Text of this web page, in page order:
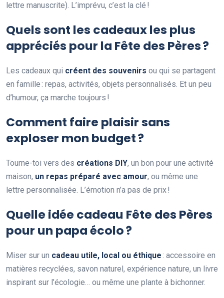
lettre manuscrite). L’imprévu, c’est la clé !
Quels sont les cadeaux les plus
appréciés pour la Fête des Pères ?
Les cadeaux qui créent des souvenirs ou qui se partagent
en famille : repas, activités, objets personnalisés. Et un peu
d’humour, ça marche toujours !
Comment faire plaisir sans
exploser mon budget ?
Tourne-toi vers des créations DIY, un bon pour une activité
maison, un repas préparé avec amour, ou même une
lettre personnalisée. L’émotion n’a pas de prix !
Quelle idée cadeau Fête des Pères
pour un papa écolo ?
Miser sur un cadeau utile, local ou éthique: accessoire en
matières recyclées, savon naturel, expérience nature, un livre
inspirant sur l’écologie… ou même une plante à bichonner.